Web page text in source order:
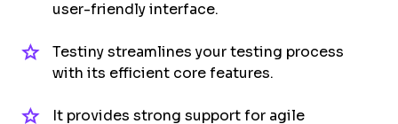
user-friendly interface.
Testiny streamlines your testing process
with its efficient core features.
It provides strong support for agile